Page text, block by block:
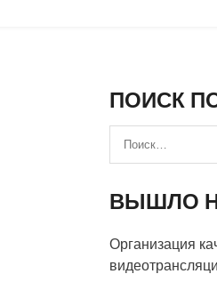
ПОИСК
ВЫШЛО
Организация